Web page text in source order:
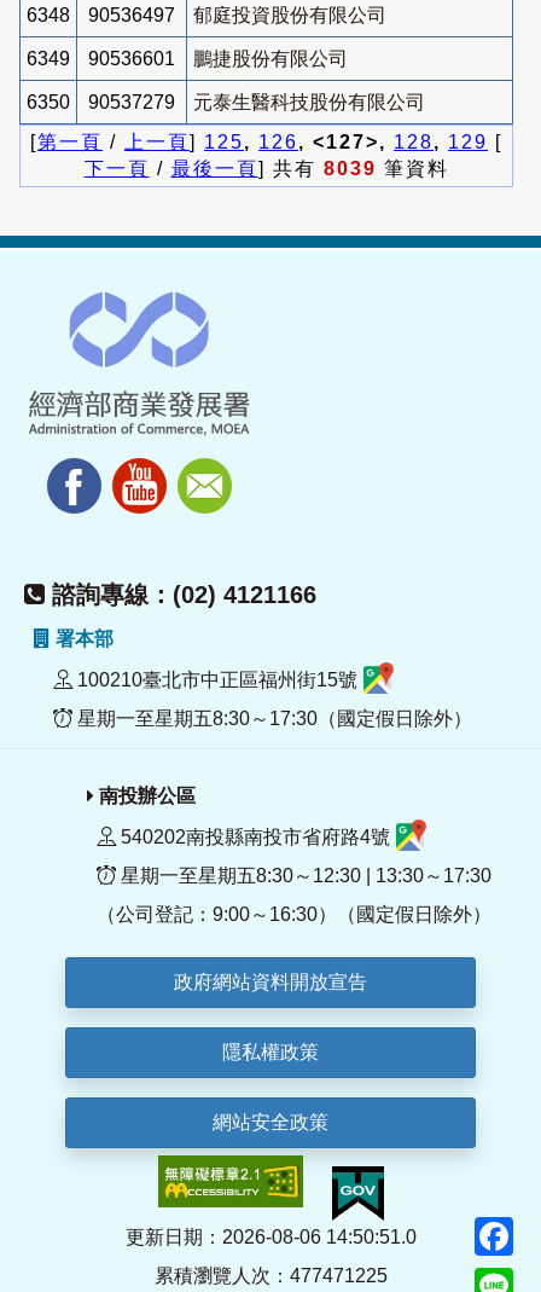
6348 90536497 郁庭投資股份有限公司
6349 90536601 鵬捷股份有限公司
6350 90537279
元泰生醫科技股份有限公司
[第一頁 / 上一頁] 125, 126, <127>, 128, 129 [
下一頁 / 最後一頁] 共有 8039 筆資料
諮詢專線：(02) 4121166
署本部
100210臺北市中正區福州街15號
星期一至星期五8:30～17:30（國定假日除外）
南投辦公區
540202南投縣南投市省府路4號
星期一至星期五8:30～12:30 | 13:30～17:30
（公司登記：9:00～16:30）（國定假日除外）
政府網站資料開放宣告
隱私權政策
網站安全政策
更新日期：2026-08-06 14:50:51.0
累積瀏覽人次：477471225